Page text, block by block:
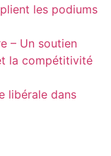
les podiums
– Un soutien
la compétitivité
libérale dans